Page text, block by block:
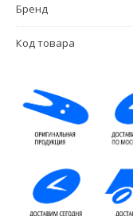
Бренд
Код товара